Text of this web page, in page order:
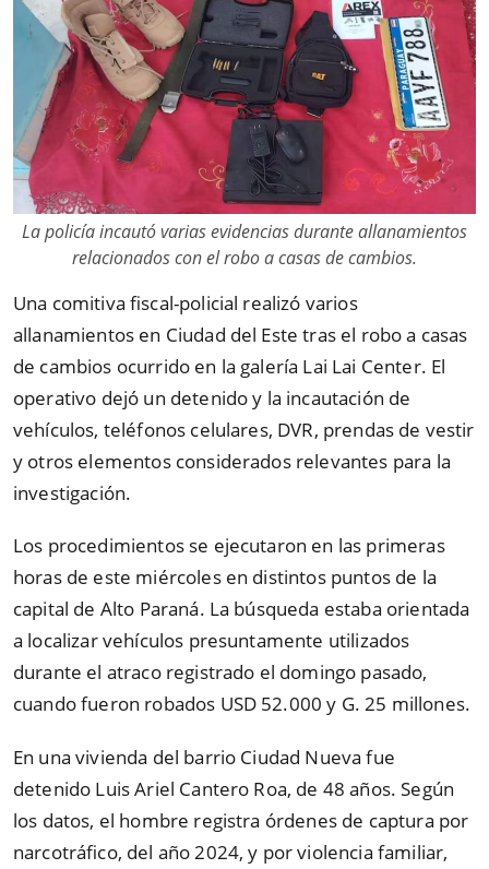
La policía incautó varias evidencias durante allanamientos
relacionados con el robo a casas de cambios.
Una comitiva fiscal-policial realizó varios
allanamientos en Ciudad del Este tras el robo a casas
de cambios ocurrido en la galería Lai Lai Center. El
operativo dejó un detenido y la incautación de
vehículos, teléfonos celulares, DVR, prendas de vestir
y otros elementos considerados relevantes para la
investigación.
Los procedimientos se ejecutaron en las primeras
horas de este miércoles en distintos puntos de la
capital de Alto Paraná. La búsqueda estaba orientada
a localizar vehículos presuntamente utilizados
durante el atraco registrado el domingo pasado,
cuando fueron robados USD 52.000 y G. 25 millones.
En una vivienda del barrio Ciudad Nueva fue
detenido Luis Ariel Cantero Roa, de 48 años. Según
los datos, el hombre registra órdenes de captura por
narcotráfico, del año 2024, y por violencia familiar,